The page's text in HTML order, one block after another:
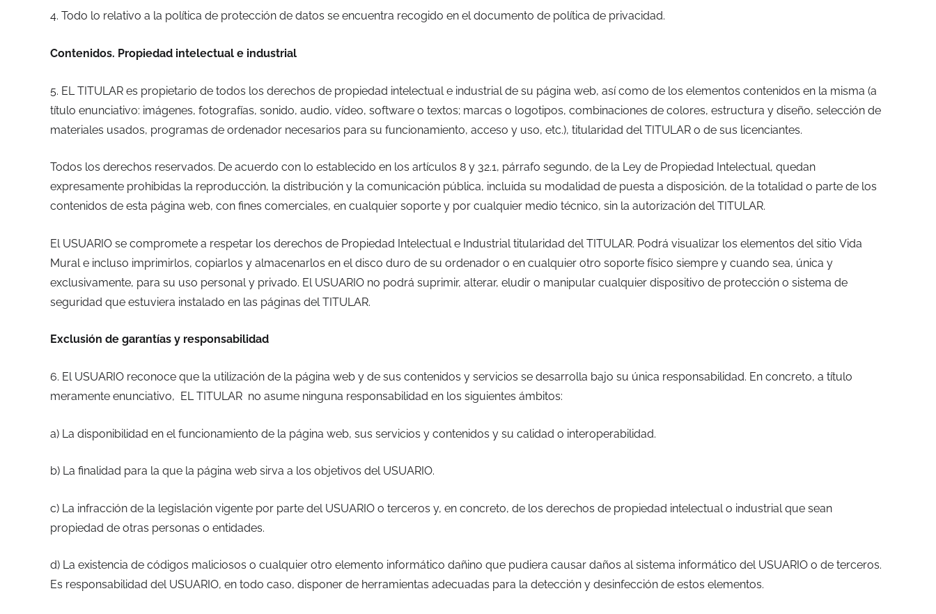
4. Todo lo relativo a la política de protección de datos se encuentra recogido en el documento de política de privacidad.
Contenidos. Propiedad intelectual e industrial
5. EL TITULAR es propietario de todos los derechos de propiedad intelectual e industrial de su página web, así como de los elementos contenidos en la misma (a
título enunciativo: imágenes, fotografías, sonido, audio, vídeo, software o textos; marcas o logotipos, combinaciones de colores, estructura y diseño, selección de
materiales usados, programas de ordenador necesarios para su funcionamiento, acceso y uso, etc.), titularidad del TITULAR o de sus licenciantes.
Todos los derechos reservados. De acuerdo con lo establecido en los artículos 8 y 32.1, párrafo segundo, de la Ley de Propiedad Intelectual, quedan
expresamente prohibidas la reproducción, la distribución y la comunicación pública, incluida su modalidad de puesta a disposición, de la totalidad o parte de los
contenidos de esta página web, con fines comerciales, en cualquier soporte y por cualquier medio técnico, sin la autorización del TITULAR.
El USUARIO se compromete a respetar los derechos de Propiedad Intelectual e Industrial titularidad del TITULAR. Podrá visualizar los elementos del sitio Vida
Mural e incluso imprimirlos, copiarlos y almacenarlos en el disco duro de su ordenador o en cualquier otro soporte físico siempre y cuando sea, única y
exclusivamente, para su uso personal y privado. El USUARIO no podrá suprimir, alterar, eludir o manipular cualquier dispositivo de protección o sistema de
seguridad que estuviera instalado en las páginas del TITULAR.
Exclusión de garantías y responsabilidad
6. El USUARIO reconoce que la utilización de la página web y de sus contenidos y servicios se desarrolla bajo su única responsabilidad. En concreto, a título
meramente enunciativo, EL TITULAR no asume ninguna responsabilidad en los siguientes ámbitos:
a) La disponibilidad en el funcionamiento de la página web, sus servicios y contenidos y su calidad o interoperabilidad.
b) La finalidad para la que la página web sirva a los objetivos del USUARIO.
c) La infracción de la legislación vigente por parte del USUARIO o terceros y, en concreto, de los derechos de propiedad intelectual o industrial que sean
propiedad de otras personas o entidades.
d) La existencia de códigos maliciosos o cualquier otro elemento informático dañino que pudiera causar daños al sistema informático del USUARIO o de terceros.
Es responsabilidad del USUARIO, en todo caso, disponer de herramientas adecuadas para la detección y desinfección de estos elementos.